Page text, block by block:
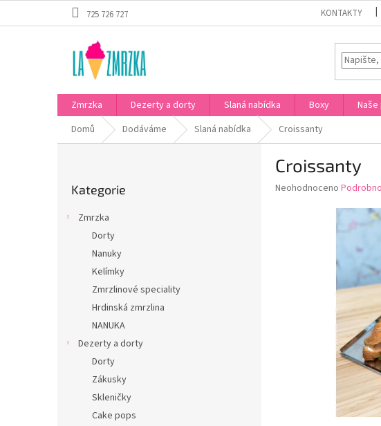
725 726 727 KONTAKTY
Zmrzka Dezerty a dorty Slaná nabídka Boxy
Domů
Dodáváme Slaná nabídka Croissanty
kategorie
Kategorie
Zmrzka
Dorty
Nanuky
Kelímky
Zmrzlinové speciality
Hrdinská zmrzlina
NANUKA
Dezerty a dorty
Dorty
Zákusky
Skleničky
Cake pops
Croissanty
Průměrné
Neohodnoceno